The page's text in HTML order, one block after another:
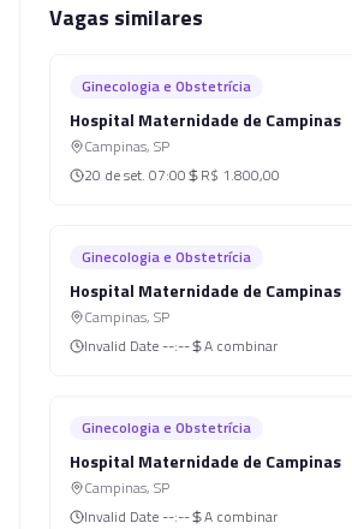
Vagas similares
Ginecologia e Obstetrícia
Hospital Maternidade de Campinas
Campinas, SP
20 de set. 07:00 R$ 1.800,00
Ginecologia e Obstetrícia
Hospital Maternidade de Campinas
Campinas, SP
Invalid Date --:-- A combinar
Ginecologia e Obstetrícia
Hospital Maternidade de Campinas
Campinas, SP
Invalid Date --:-- A combinar